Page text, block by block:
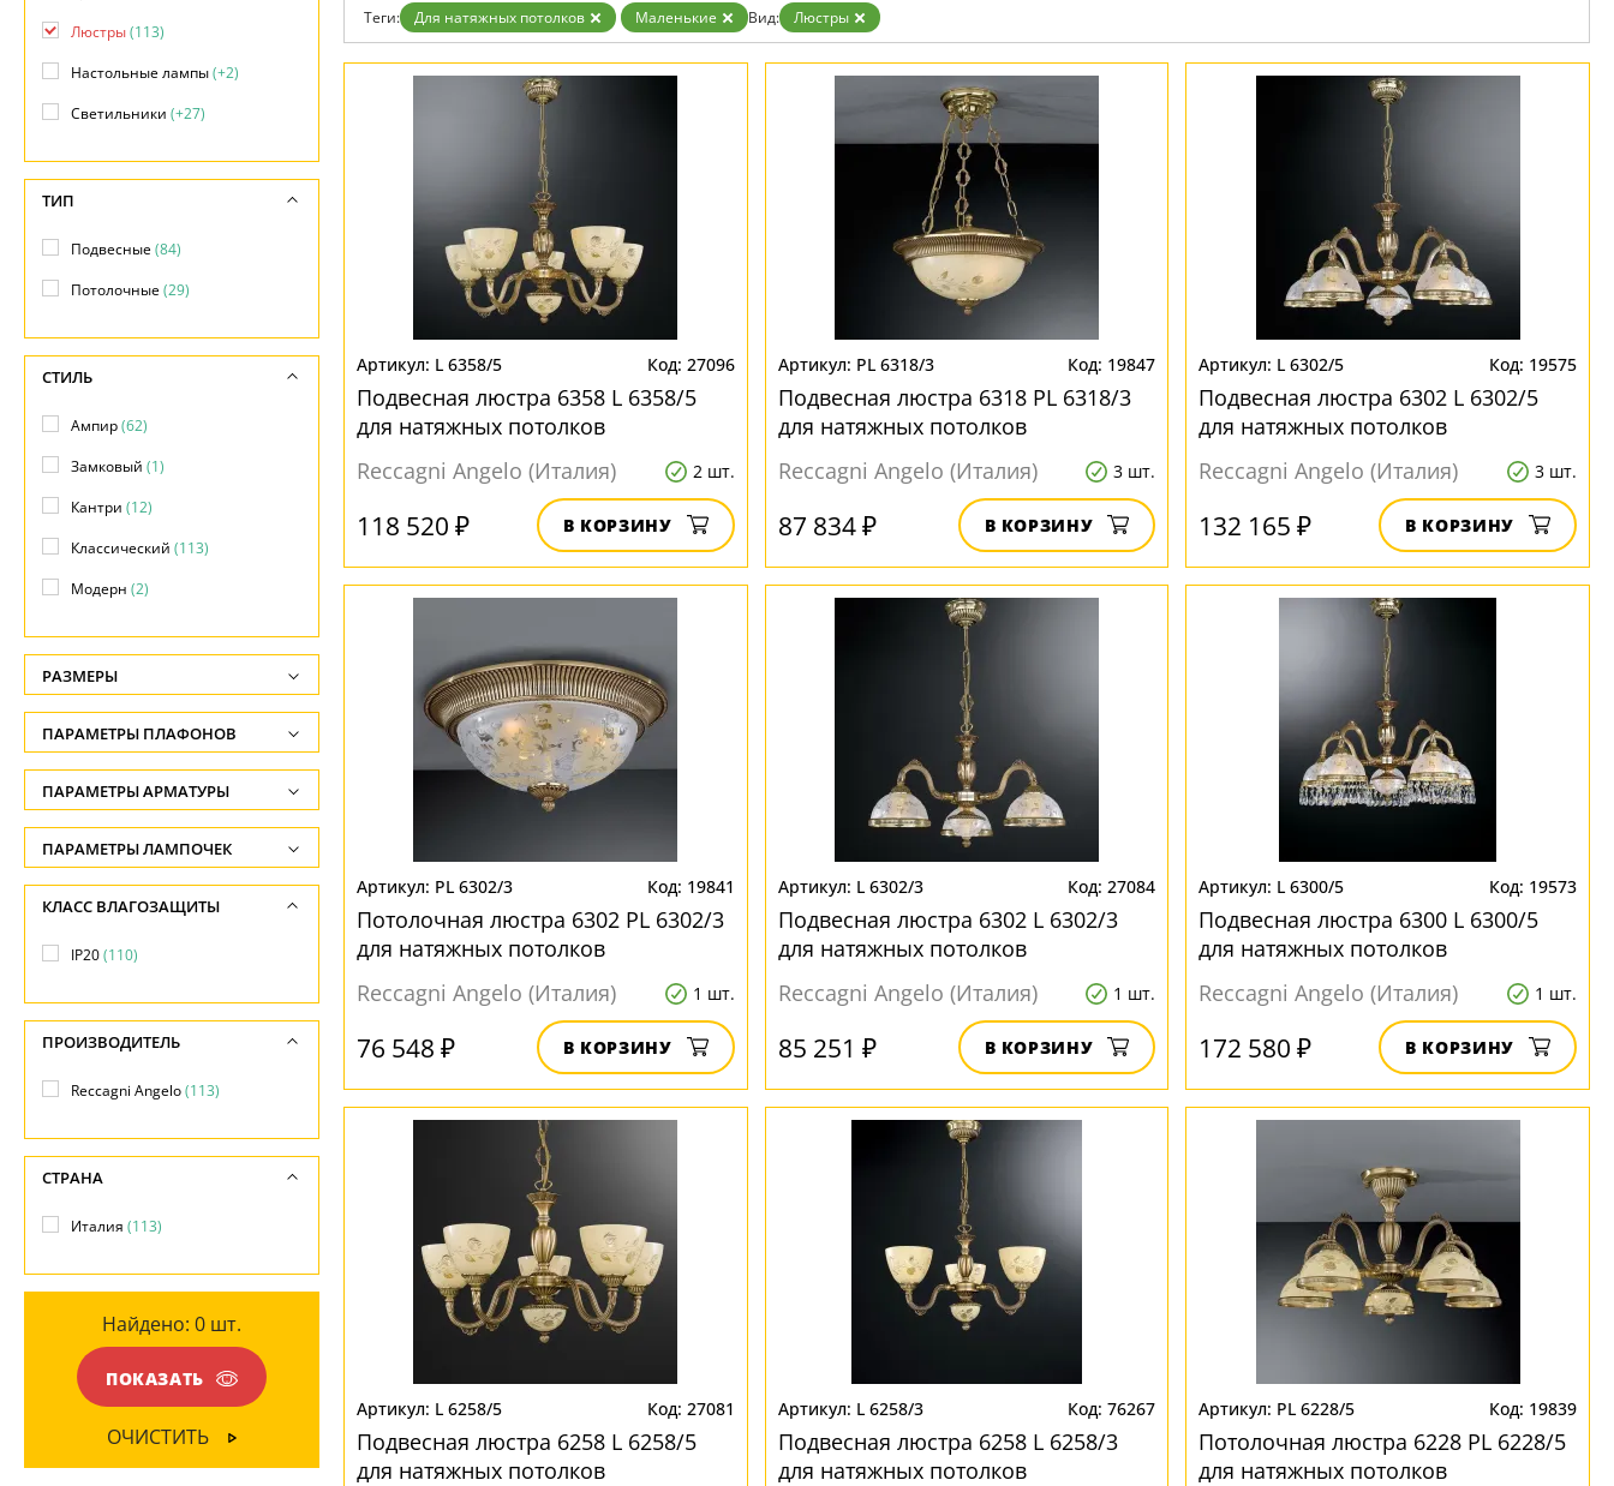
Контакты
Теги: Для натяжных потолков Маленькие Вид: Люстры
L 6358/5 27096
Подвесная люстра 6358 L 6358/5
для натяжных потолков
Reccagni Angelo (Италия)
2 шт.
118 520 ₽ В КОРЗИНУ
PL 6318/3 19847
Подвесная люстра 6318 PL 6318/3
для натяжных потолков
Reccagni Angelo (Италия)
3 шт.
87 834 ₽ В КОРЗИНУ
L 6302/5 19575
Подвесная люстра 6302 L 6302/5
для натяжных потолков
Reccagni Angelo (Италия)
3 шт.
132 165 ₽ В КОРЗИНУ
PL 6302/3 19841
Потолочная люстра 6302 PL 6302/3
для натяжных потолков
Reccagni Angelo (Италия)
1 шт.
76 548 ₽ В КОРЗИНУ
L 6302/3 27084
Подвесная люстра 6302 L 6302/3
для натяжных потолков
Reccagni Angelo (Италия)
1 шт.
85 251 ₽ В КОРЗИНУ
L 6300/5 19573
Подвесная люстра 6300 L 6300/5
для натяжных потолков
Reccagni Angelo (Италия)
1 шт.
172 580 ₽ В КОРЗИНУ
L 6258/5 27081
Подвесная люстра 6258 L 6258/5
для натяжных потолков
L 6258/3 76267
Подвесная люстра 6258 L 6258/3
для натяжных потолков
PL 6228/5 19839
Потолочная люстра 6228 PL 6228/5
для натяжных потолков
Люстры(113)
Настольные лампы(+2)
Светильники (+27)
ТИП
Подвесные(84)
Потолочные(29)
СТИЛЬ
Ампир(62)
Замковый (1)
Кантри (12)
Классический (113)
Модерн (2)
РАЗМЕРЫ
Высота, см
-
Диаметр, см
-
Длина, см
-
ПАРАМЕТРЫ ПЛАФОНОВ
ФОРМА ПЛАФОНА
Без плафона(1)
Декоративный(61)
Конус(9)
Полушар
Цветок(1)
ПОВЕРХНОСТЬ
Глянцевый(106)
Матовый(5)
НАПРАВЛЕНИЕ
Без плафона(1)
Вверх(38)
Вниз(76)
ПАРАМЕТРЫ АРМАТУРЫ
ЦВЕТ АРМАТУРЫ
Бежевый(3)
Золото(16)
Золотой (10)
Коричневый(10)
Черный
Дерево(18)
Металл(113)
Стекло(1)
ПОВЕРХНОСТЬ
ПАРАМЕТРЫ ЛАМПОЧЕК
Количество ламп
-
Общая мощность ламп
-
Напряжение
-
КЛАСС ВЛАГОЗАЩИТЫ
IP20(110)
ПРОИЗВОДИТЕЛЬ
Reccagni Angelo(113)
СТРАНА
Италия (113)
Найдено: 0 шт.
ПОКАЗАТЬ
ОЧИСТИТЬ